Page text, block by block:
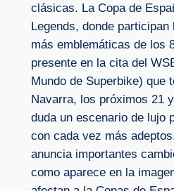
clásicas. La Copa de
Legends, donde
más emblemáticas de los
presente en la cita del
Mundo de Superbike) que
Navarra, los próximos 21
duda un escenario de lujo
con cada vez más
anuncia importantes
como aparece en la